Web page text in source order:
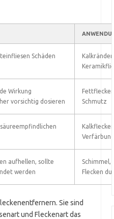
Schäden
Kalkränder,
Wirkung
vorsichtig dosieren
Schmutz
aufhellen, sollte
werden
Schimmel,
Flecken
Sie sind
und Fleckenart das